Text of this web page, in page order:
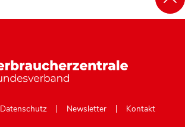
Datenschutz Newsletter Kontakt